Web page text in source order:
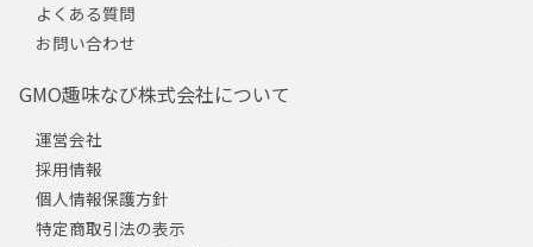
よくある質問
お問い合わせ
GMO趣味なび株式会社について
運営会社
採用情報
個人情報保護方針
特定商取引法の表示